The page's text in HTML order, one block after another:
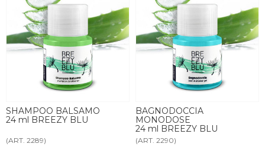
SHAMPOO BALSAMO
24 ml BREEZY BLU
(ART. 2289)
BAGNODOCCIA
MONODOSE
24 ml BREEZY BLU
(ART. 2290)